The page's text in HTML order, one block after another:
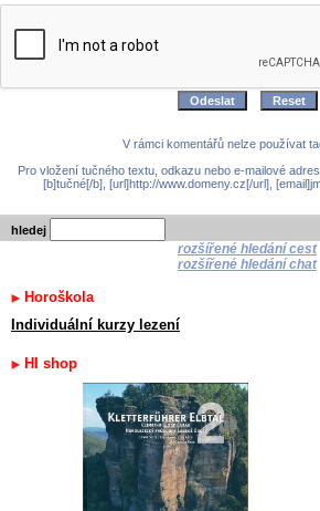
V rámci komentářů nelze používat
Pro vložení tučného textu, odkazu nebo e-mailové
[b]tučné[/b], [url]http://www.domeny.cz[/url],
hledej
rozšířené hledání cest
rozšířené hledání chat
Horoškola
Individuální kurzy lezení
HI shop